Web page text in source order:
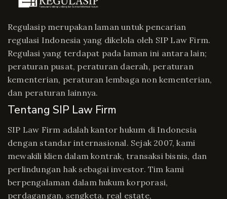
Regulasip merupakan laman untuk pencarian
regulasi Indonesia yang dikelola oleh SIP Law Firm.
Regulasi yang terdapat pada laman ini antara lain;
peraturan pusat, peraturan daerah, peraturan
kementerian, peraturan lembaga non kementerian,
dan peraturan lainnya.
Tentang SIP Law Firm
SIP Law Firm adalah kantor hukum di Indonesia
dengan standar internasional. Sejak 2007, kami
mewakili klien dalam kontrak, transaksi bisnis, dan
perlindungan hak sebagai investor. Tim kami
berpengalaman dalam hukum korporasi,
perdagangan, sengketa, real estate,